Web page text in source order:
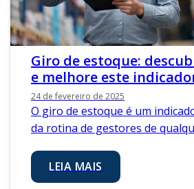
Giro de estoque:
e melhore este
24 de fevereiro de 2025
O giro de estoque é um
da rotina de gestores de
LEIA MAIS